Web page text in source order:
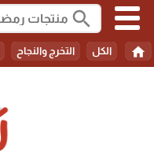
search
home الكل التخرج والنجاح